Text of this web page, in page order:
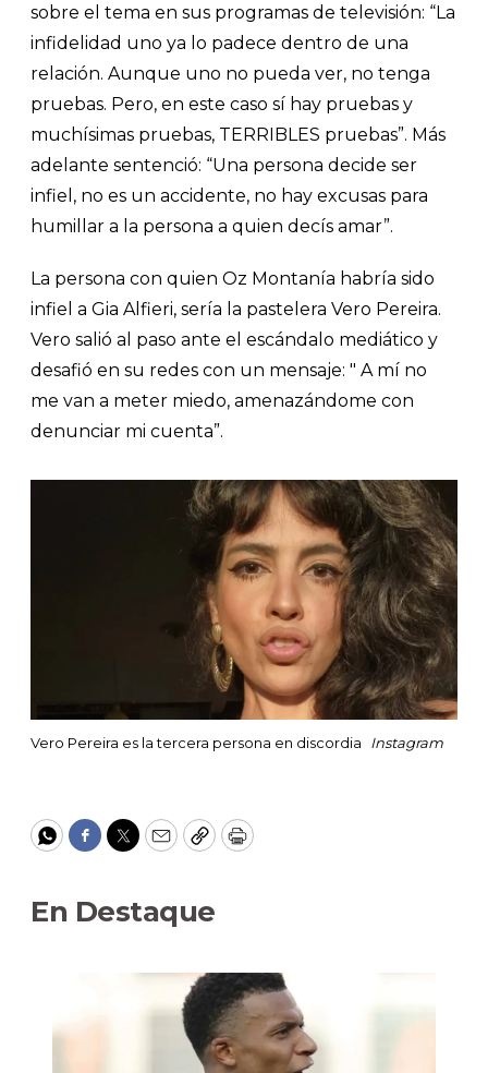
sobre el tema en sus programas de televisión: “La
infidelidad uno ya lo padece dentro de una
relación. Aunque uno no pueda ver, no tenga
pruebas. Pero, en este caso sí hay pruebas y
muchísimas pruebas, TERRIBLES pruebas”. Más
adelante sentenció: “Una persona decide ser
infiel, no es un accidente, no hay excusas para
humillar a la persona a quien decís amar”.
La persona con quien Oz Montanía habría sido
infiel a Gia Alfieri, sería la pastelera Vero Pereira.
Vero salió al paso ante el escándalo mediático y
desafió en su redes con un mensaje: " A mí no
me van a meter miedo, amenazándome con
denunciar mi cuenta”.
Vero Pereira es la tercera persona en discordia Instagram
WhatsApp
Facebook
Twitter
EmailCopyPrint
En Destaque